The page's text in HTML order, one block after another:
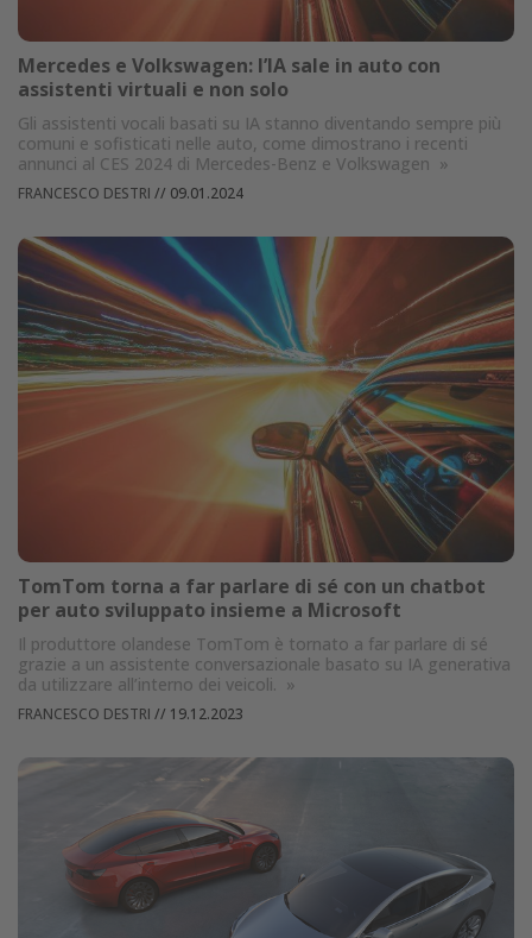
Mercedes e Volkswagen: l’IA sale in auto con
assistenti virtuali e non solo
Gli assistenti vocali basati su IA stanno diventando sempre più
comuni e sofisticati nelle auto, come dimostrano i recenti
annunci al CES 2024 di Mercedes-Benz e Volkswagen »
FRANCESCO DESTRI // 09.01.2024
TomTom torna a far parlare di sé con un chatbot
per auto sviluppato insieme a Microsoft
Il produttore olandese TomTom è tornato a far parlare di sé
grazie a un assistente conversazionale basato su IA generativa
da utilizzare all’interno dei veicoli. »
FRANCESCO DESTRI // 19.12.2023